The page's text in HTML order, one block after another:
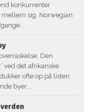
konkurrenter
mellem sig. Norwegian
Den
ved det afrikanske
ofte op på listen
byer...